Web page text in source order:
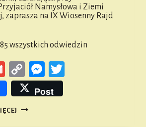
Namysłowa i Ziemi
zaprasza na IX Wiosenny Rajd
wszystkich odwiedzin
GmailCopy
Link
Messenger
Post
IX